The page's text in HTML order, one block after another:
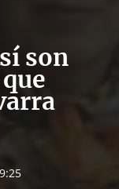
son